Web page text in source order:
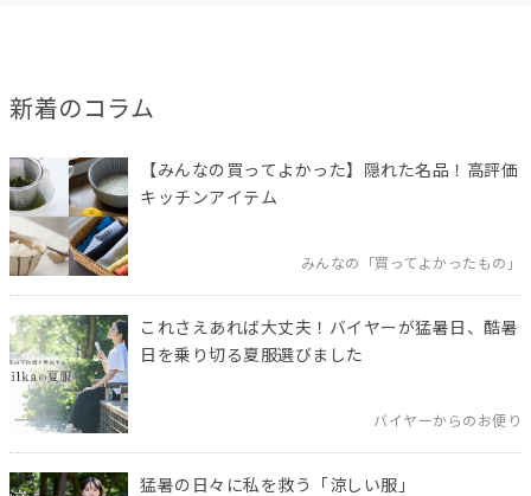
新着のコラム
【みんなの買ってよかった】隠れた名品！高評価
キッチンアイテム
みんなの「買ってよかったもの」
これさえあれば大丈夫！バイヤーが猛暑日、酷暑
日を乗り切る夏服選びました
バイヤーからのお便り
猛暑の日々に私を救う「涼しい服」